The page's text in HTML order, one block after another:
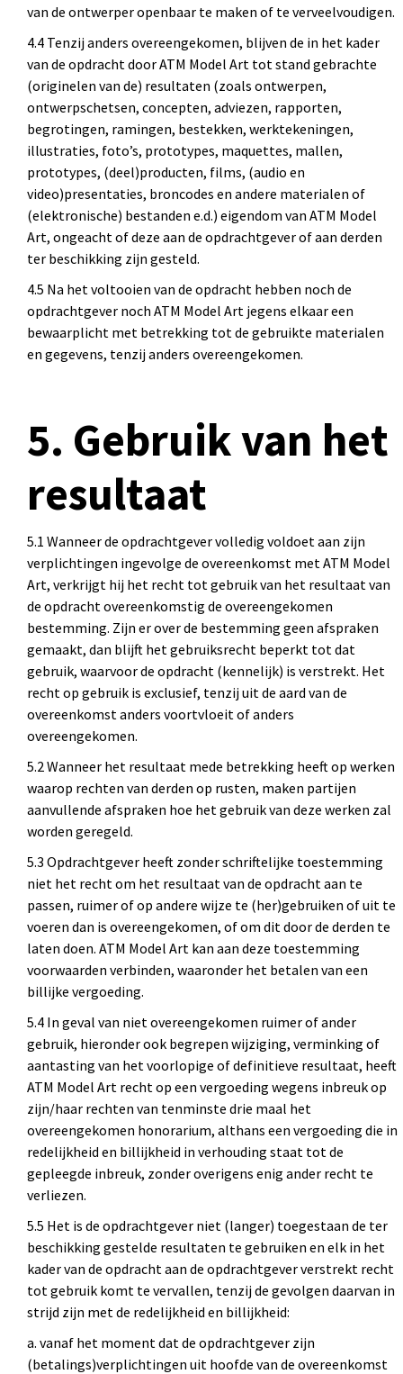
van de ontwerper openbaar te maken of te verveelvoudigen.
4.4 Tenzij anders overeengekomen, blijven de in het kader
van de opdracht door ATM Model Art tot stand gebrachte
(originelen van de) resultaten (zoals ontwerpen,
ontwerpschetsen, concepten, adviezen, rapporten,
begrotingen, ramingen, bestekken, werktekeningen,
illustraties, foto’s, prototypes, maquettes, mallen,
prototypes, (deel)producten, films, (audio en
video)presentaties, broncodes en andere materialen of
(elektronische) bestanden e.d.) eigendom van ATM Model
Art, ongeacht of deze aan de opdrachtgever of aan derden
ter beschikking zijn gesteld.
4.5 Na het voltooien van de opdracht hebben noch de
opdrachtgever noch ATM Model Art jegens elkaar een
bewaarplicht met betrekking tot de gebruikte materialen
en gegevens, tenzij anders overeengekomen.
5. Gebruik van het
resultaat
5.1 Wanneer de opdrachtgever volledig voldoet aan zijn
verplichtingen ingevolge de overeenkomst met ATM Model
Art, verkrijgt hij het recht tot gebruik van het resultaat van
de opdracht overeenkomstig de overeengekomen
bestemming. Zijn er over de bestemming geen afspraken
gemaakt, dan blijft het gebruiksrecht beperkt tot dat
gebruik, waarvoor de opdracht (kennelijk) is verstrekt. Het
recht op gebruik is exclusief, tenzij uit de aard van de
overeenkomst anders voortvloeit of anders
overeengekomen.
5.2 Wanneer het resultaat mede betrekking heeft op werken
waarop rechten van derden op rusten, maken partijen
aanvullende afspraken hoe het gebruik van deze werken zal
worden geregeld.
5.3 Opdrachtgever heeft zonder schriftelijke toestemming
niet het recht om het resultaat van de opdracht aan te
passen, ruimer of op andere wijze te (her)gebruiken of uit te
voeren dan is overeengekomen, of om dit door de derden te
laten doen. ATM Model Art kan aan deze toestemming
voorwaarden verbinden, waaronder het betalen van een
billijke vergoeding.
5.4 In geval van niet overeengekomen ruimer of ander
gebruik, hieronder ook begrepen wijziging, verminking of
aantasting van het voorlopige of definitieve resultaat, heeft
ATM Model Art recht op een vergoeding wegens inbreuk op
zijn/haar rechten van tenminste drie maal het
overeengekomen honorarium, althans een vergoeding die in
redelijkheid en billijkheid in verhouding staat tot de
gepleegde inbreuk, zonder overigens enig ander recht te
verliezen.
5.5 Het is de opdrachtgever niet (langer) toegestaan de ter
beschikking gestelde resultaten te gebruiken en elk in het
kader van de opdracht aan de opdrachtgever verstrekt recht
tot gebruik komt te vervallen, tenzij de gevolgen daarvan in
strijd zijn met de redelijkheid en billijkheid:
a. vanaf het moment dat de opdrachtgever zijn
(betalings)verplichtingen uit hoofde van de overeenkomst